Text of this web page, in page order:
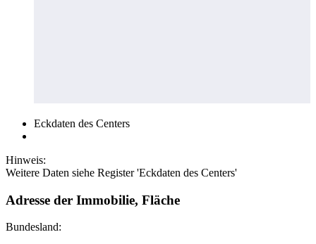
Eckdaten des Centers
Hinweis:
Weitere Daten siehe Register 'Eckdaten des Centers'
Adresse der Immobilie, Fläche
Bundesland: